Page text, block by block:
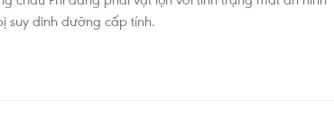
suy dinh dưỡng cấp tính.